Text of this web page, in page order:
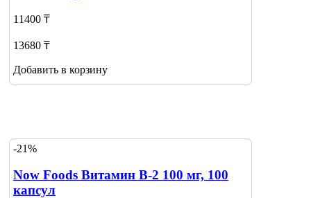
11400 ₸
13680 ₸
Добавить в корзину
-21%
Now Foods Витамин В-2 100 мг, 100
капсул